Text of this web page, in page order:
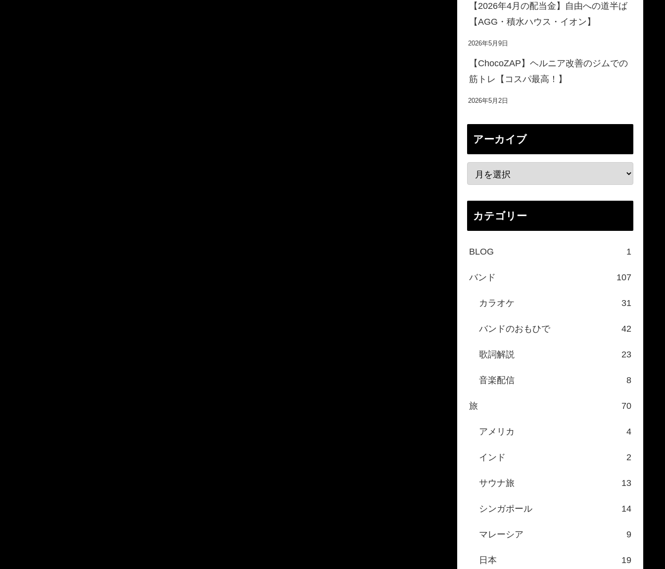
【2026年4月の配当金】自由への道半ば
【AGG・積水ハウス・イオン】
2026年5月9日
【ChocoZAP】ヘルニア改善のジムでの
筋トレ【コスパ最高！】
2026年5月2日
アーカイブ
カテゴリー
BLOG 1
バンド 107
カラオケ 31
バンドのおもひで 42
歌詞解説 23
音楽配信 8
旅 70
アメリカ 4
インド 2
サウナ旅 13
シンガポール 14
マレーシア 9
日本 19